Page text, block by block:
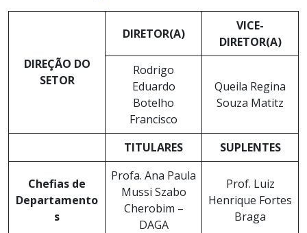
DIREÇÃO DO
SETOR
DIRETOR(A)
VICE-
DIRETOR(A)
Rodrigo
Eduardo
Botelho
Francisco
Queila Regina
Souza Matitz
TITULARES SUPLENTES
Chefias de
Departamento
s
Profa. Ana Paula
Mussi Szabo
Cherobim –
DAGA
Prof. Luiz
Henrique Fortes
Braga